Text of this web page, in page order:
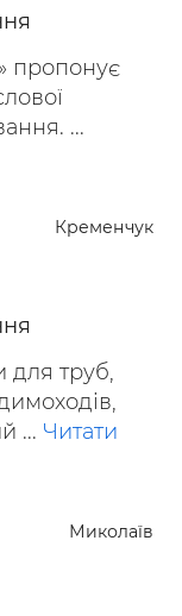
пропонує
...
Кременчук
для труб,
... Читати
Миколаїв